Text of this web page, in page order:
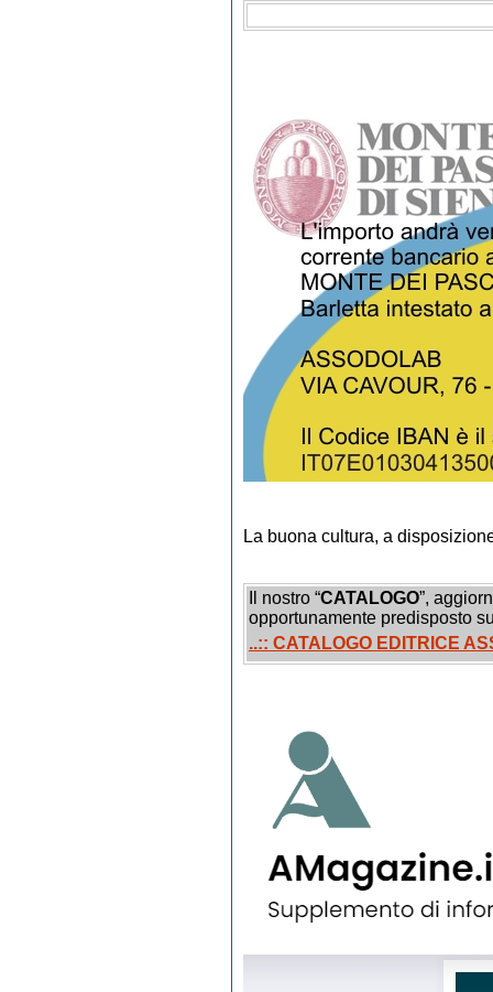
La buona cultura, a
Il nostro “CATALOGO”,
opportunamente predisposto
..:: CATALOGO EDITRICE